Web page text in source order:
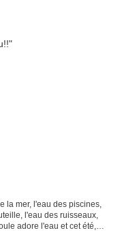
la mer, l'eau des piscines,
l'eau des ruisseaux,
adore l'eau et cet été,